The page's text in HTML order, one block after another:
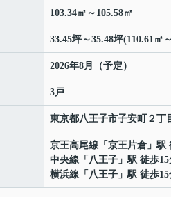
103.34㎡～105.58㎡
33.45坪～35.48坪(110.61㎡
2026年8月（予定）
3戸
東京都八王子市子安町 ２丁
京王高尾線 「 京王片倉 」駅
中央線 「 八王子 」駅 徒歩
横浜線 「 八王子 」駅 徒歩